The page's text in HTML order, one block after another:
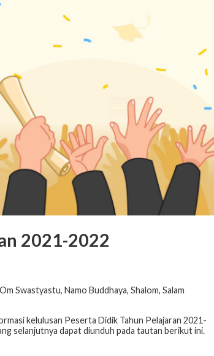
2021-2022
Swastyastu, Namo Buddhaya, Shalom, Salam
kelulusan Peserta Didik Tahun Pelajaran 2021-
selanjutnya dapat diunduh pada tautan berikut ini.